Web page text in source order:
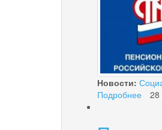
Новости:
Подробнее
28